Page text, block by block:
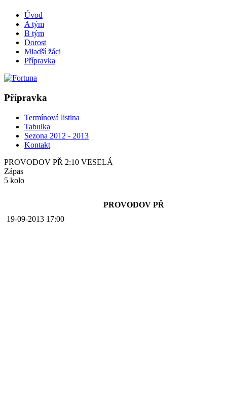
Úvod
A tým
B tým
Dorost
Mladší žáci
Přípravka
Přípravka
Termínová listina
Tabulka
Sezona 2012 - 2013
Kontakt
PROVODOV PŘ 2:10 VESELÁ
Zápas
5 kolo
PROVODOV PŘ
19-09-2013 17:00